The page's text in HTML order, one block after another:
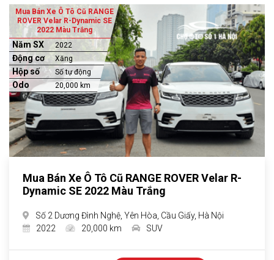
Mua Bán Xe Ô Tô Cũ RANGE
ROVER Velar R-Dynamic SE
2022 Màu Trắng
Năm SX 2022
Động cơ Xăng
Hộp số Số tự động
Odo 20,000 km
Mua Bán Xe Ô Tô Cũ RANGE ROVER Velar R-
Dynamic SE 2022 Màu Trắng
Số 2 Dương Đình Nghệ, Yên Hòa, Cầu Giấy, Hà Nội
2022
20,000 km SUV